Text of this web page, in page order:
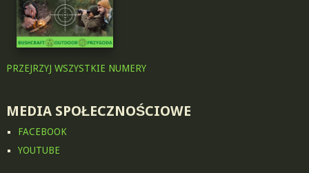
PRZEJRZYJ WSZYSTKIE NUMERY
MEDIA SPOŁECZNOŚCIOWE
FACEBOOK
YOUTUBE